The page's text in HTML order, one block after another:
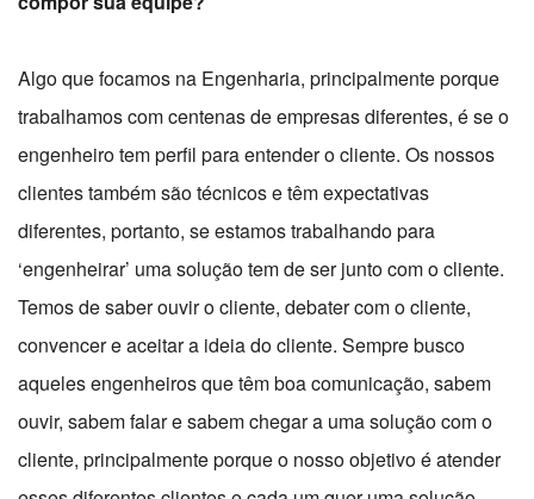
Algo que focamos na Engenharia, principalmente porque
trabalhamos com centenas de empresas diferentes, é se o
engenheiro tem perfil para entender o cliente. Os nossos
clientes também são técnicos e têm expectativas
diferentes, portanto, se estamos trabalhando para
‘engenheirar’ uma solução tem de ser junto com o cliente.
Temos de saber ouvir o cliente, debater com o cliente,
convencer e aceitar a ideia do cliente. Sempre busco
aqueles engenheiros que têm boa comunicação, sabem
ouvir, sabem falar e sabem chegar a uma solução com o
cliente, principalmente porque o nosso objetivo é atender